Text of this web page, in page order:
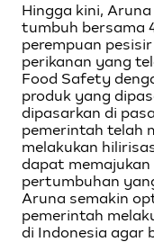
Hingga kini,
tumbuh bersama
perempuan
perikanan yang
Food Safety
produk yang
dipasarkan di
pemerintah telah
melakukan
dapat memajukan
pertumbuhan
Aruna semakin
pemerintah
di Indonesia agar